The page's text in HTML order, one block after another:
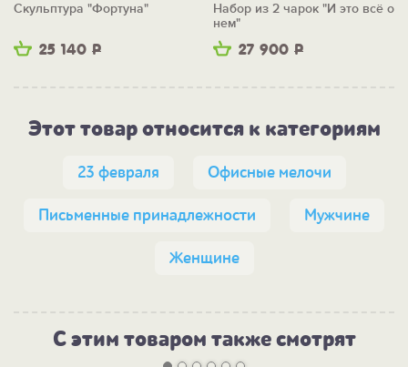
25 140 Р
Скульптура "Фортуна"
27 900 Р
Набор из 2 чарок "И это всё о
нем"
Этот товар относится к категориям
23 февраля Офисные мелочи
Письменные принадлежности Мужчине
Женщине
С этим товаром также смотрят